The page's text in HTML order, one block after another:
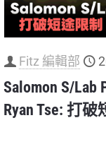
Fitz 編輯部
Salomon S/Lab
Ryan Tse: 打